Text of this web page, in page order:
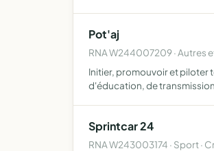
Pot'aj
RNA W244007209 · Autres
Initier, promouvoir et piloter
d'éducation, de
Sprintcar 24
RNA W243003174 · Sport ·